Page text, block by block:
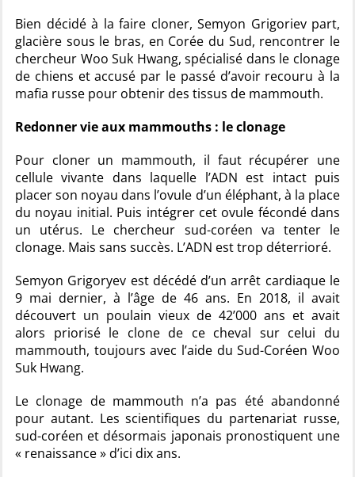
Bien décidé à la faire cloner, Semyon Grigoriev part,
glacière sous le bras, en Corée du Sud, rencontrer le
chercheur Woo Suk Hwang, spécialisé dans le clonage
de chiens et accusé par le passé d’avoir recouru à la
mafia russe pour obtenir des tissus de mammouth.
Redonner vie aux mammouths : le clonage
Pour cloner un mammouth, il faut récupérer une
cellule vivante dans laquelle l’ADN est intact puis
placer son noyau dans l’ovule d’un éléphant, à la place
du noyau initial. Puis intégrer cet ovule fécondé dans
un utérus. Le chercheur sud-coréen va tenter le
clonage. Mais sans succès. L’ADN est trop déterrioré.
Semyon Grigoryev est décédé d’un arrêt cardiaque le
9 mai dernier, à l’âge de 46 ans. En 2018, il avait
découvert un poulain vieux de 42’000 ans et avait
alors priorisé le clone de ce cheval sur celui du
mammouth, toujours avec l’aide du Sud-Coréen Woo
Suk Hwang.
Le clonage de mammouth n’a pas été abandonné
pour autant. Les scientifiques du partenariat russe,
sud-coréen et désormais japonais pronostiquent une
« renaissance » d’ici dix ans.